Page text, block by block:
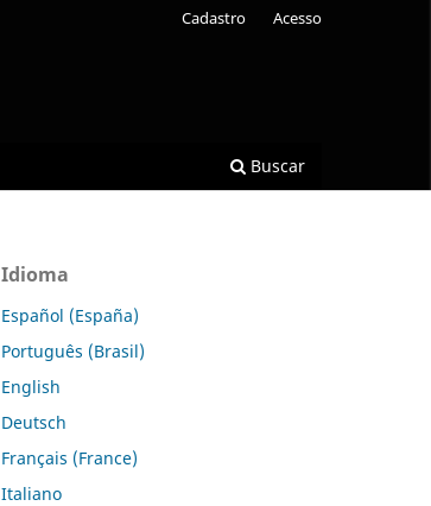
Buscar
Cadastro Acesso
Idioma
Español (España)
Português (Brasil)
English
Deutsch
Français (France)
Italiano